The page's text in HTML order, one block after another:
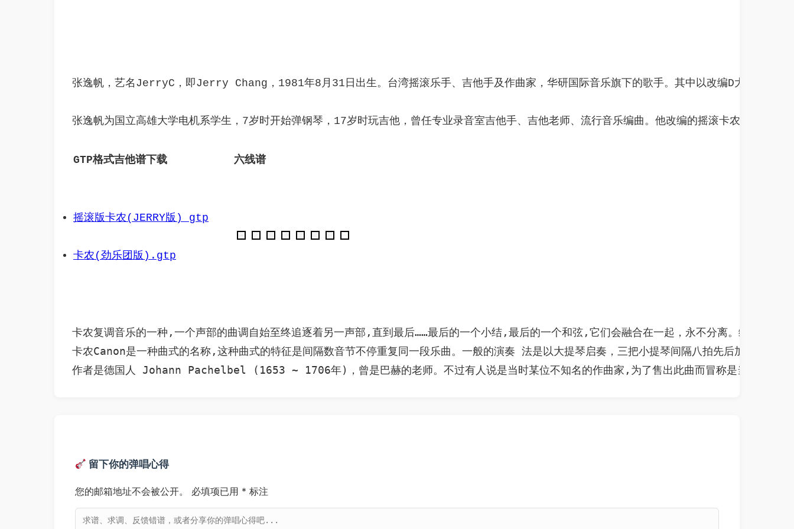
张逸帆，艺名JerryC，即Jerry Chang，1981年8月31日出生。台湾摇滚乐手、吉他手及作曲家，华研国际音乐旗下的歌手。其中以改编D大调卡农摇
张逸帆为国立高雄大学电机系学生，7岁时开始弹钢琴，17岁时玩吉他，曾任专业录音室吉他手、吉他老师、流行音乐编曲。他改编的摇滚卡农成为
GTP格式吉他谱下载 六线谱
摇滚版卡农(JERRY版) gtp
卡农(劲乐团版).gtp
卡农复调音乐的一种,一个声部的曲调自始至终追逐着另一声部,直到最后……最后的一个小结,最后的一个和弦,它们会融合在一起，永不分离。缠绵极至
卡农Canon是一种曲式的名称,这种曲式的特征是间隔数音节不停重复同一段乐曲。一般的演奏 法是以大提琴启奏，三把小提琴间隔八拍先后加入,小
留下你的弹唱心得
您的邮箱地址不会被公开。 必填项已用 * 标注